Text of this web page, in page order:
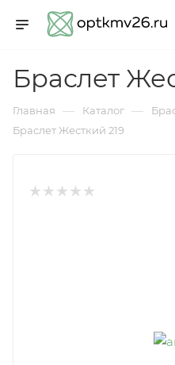
Браслет
Главная — Каталог —
Браслет Жесткий 219